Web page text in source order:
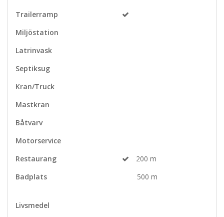
Trailerramp
Miljöstation
Latrinvask
Septiksug
Kran/Truck
Mastkran
Båtvarv
Motorservice
Restaurang
200 m
Badplats
500 m
Livsmedel